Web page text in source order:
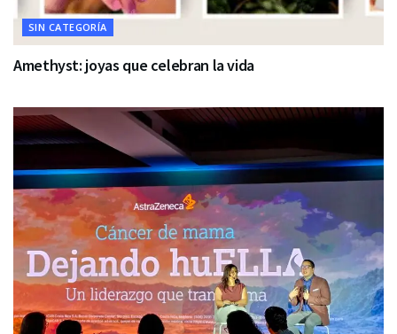
SIN CATEGORÍA
Amethyst: joyas que celebran la vida